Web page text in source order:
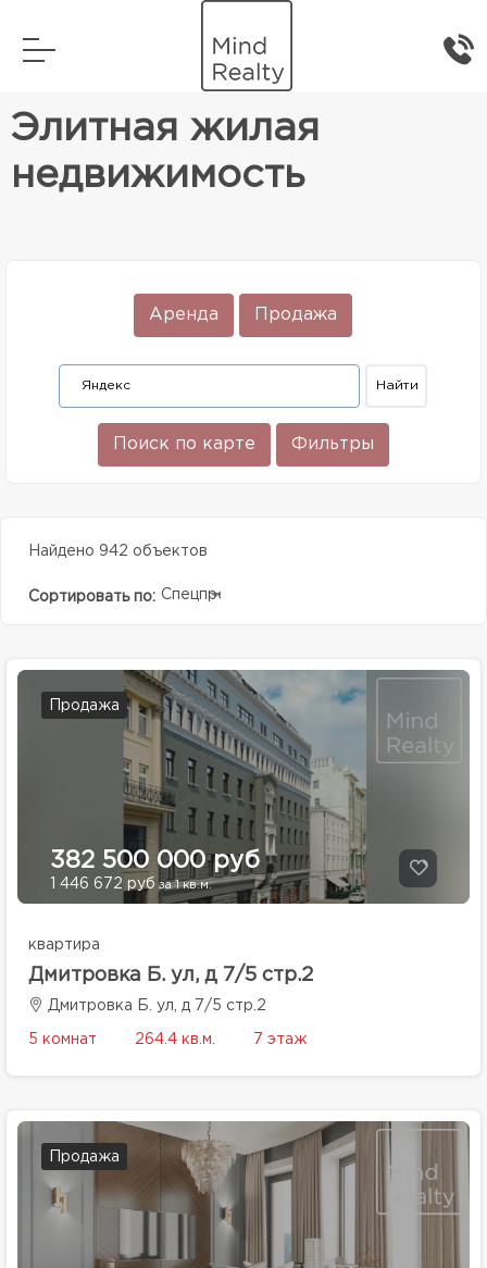
Элитная жилая недвижимость
Элитная жилая
недвижимость
Аренда Продажа
Поиск по карте Фильтры
Найдено 942 объектов
Сортировать по: Спецпредолжение
Продажа
382 500 000 руб
1 446 672 руб за 1 кв.м.
квартира
Дмитровка Б. ул, д 7/5 стр.2
Дмитровка Б. ул, д 7/5 стр.2
5 комнат 264.4 кв.м. 7 этаж
Продажа